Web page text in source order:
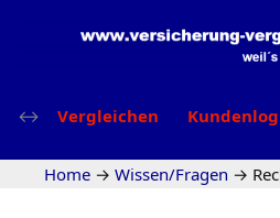
Vergleichen
Home → Wissen/Fragen →